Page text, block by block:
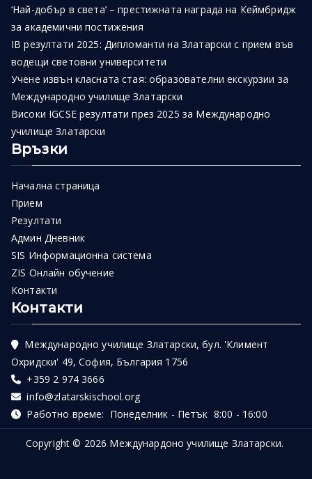
‘Най-добър в света’ – престижната награда на Кеймбридж
за академични постижения
IB резултати 2025: Дипломанти на Златарски с прием във
водещи световни университети
Учене извън класната стая: образователни екскурзии за
Международно училище Златарски
Високи IGCSE резултати през 2025 за Международно
училище Златарски
Връзки
Начална страница
Прием
Резултати
Админ Дневник
SIS Информационна система
ZIS Онлайн обучение
Контакти
Контакти
Международно училище Златарски, бул. 'Климент
Охридски' 49, София, България 1756
+359 2 974 3666
info@zlatarskischool.org
Работно време: Понеделник - Петък 8:00 - 16:00
Copyright © 2026 Междунардоно училище Златарски.